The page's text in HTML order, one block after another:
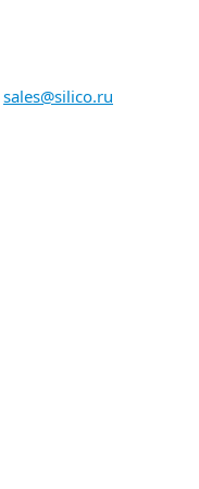
sales@silico.ru